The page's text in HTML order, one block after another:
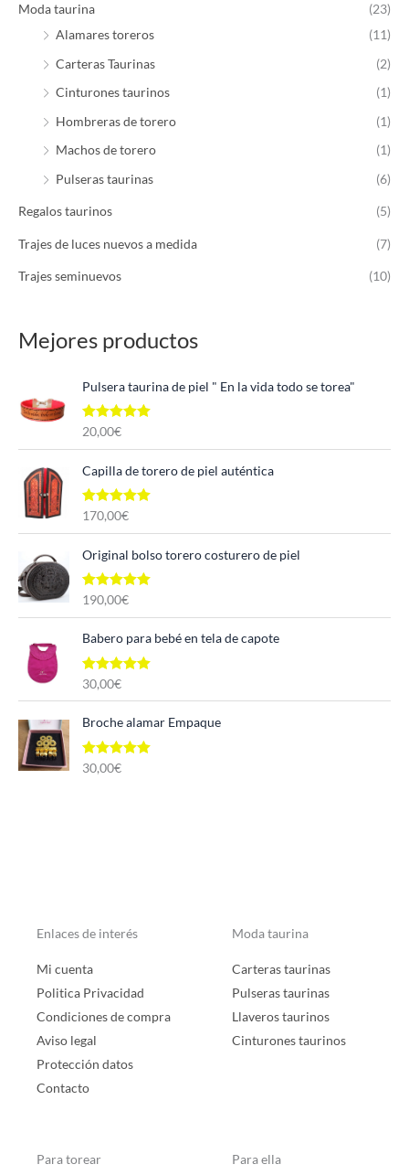
Moda taurina
(23)
Alamares toreros
(11)
Carteras Taurinas
(2)
Cinturones taurinos
(1)
Hombreras de torero
(1)
Machos de torero
(1)
Pulseras taurinas
(6)
Regalos taurinos (5)
Trajes de luces nuevos a medida (7)
Trajes seminuevos (10)
Mejores productos
Pulsera taurina de piel " En la vida todo se torea"
Valorado con
20,00€
Capilla de torero de piel auténtica
Valorado con
170,00€
Original bolso torero costurero de piel
Valorado con
190,00€
Babero para bebé en tela de capote
Valorado con
30,00€
Broche alamar Empaque
Valorado con
30,00€
Enlaces de interés
Mi cuenta
Politica Privacidad
Condiciones de compra
Aviso legal
Protección datos
Contacto
Moda taurina
Carteras taurinas
Pulseras taurinas
Llaveros taurinos
Cinturones taurinos
Para torear Para ella